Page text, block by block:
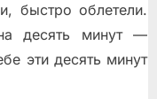
быстро облетели.
десять минут —
эти десять минут